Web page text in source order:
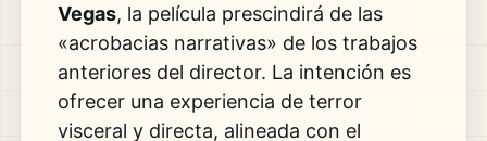
Vegas, la película prescindirá de las
«acrobacias narrativas» de los trabajos
anteriores del director. La intención es
ofrecer una experiencia de terror
visceral y directa, alineada con el